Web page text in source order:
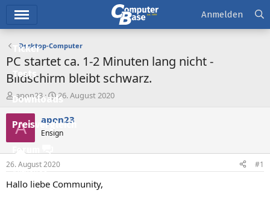
Ticker
Tests
Downloads
Preisvergleich
Forum
Aktuelles
Anmelden
Desktop-Computer
PC startet ca. 1-2 Minuten lang nicht -
Bildschirm bleibt schwarz.
E
r
s
t
e
r
apon23
E
r
s
e
l
t
a
26. August 2020
A apon23
Ensign
26. August 2020 #1
Hallo liebe Community,